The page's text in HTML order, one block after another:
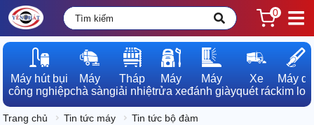
0
Máy hút bụi
công nghiệp
Máy
chà sàn
Tháp
giải nhiệt
Máy
rửa xe
Máy
đánh giày
Xe
quét rác
Máy dò
kim loại
Trang chủ Tin tức máy Tin tức bộ đàm